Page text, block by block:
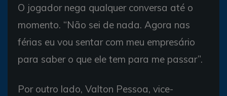
O jogador nega qualquer conversa até o
momento. “Não sei de nada. Agora nas
férias eu vou sentar com meu empresário
para saber o que ele tem para me passar”.
Por outro lado, Valton Pessoa, vice-